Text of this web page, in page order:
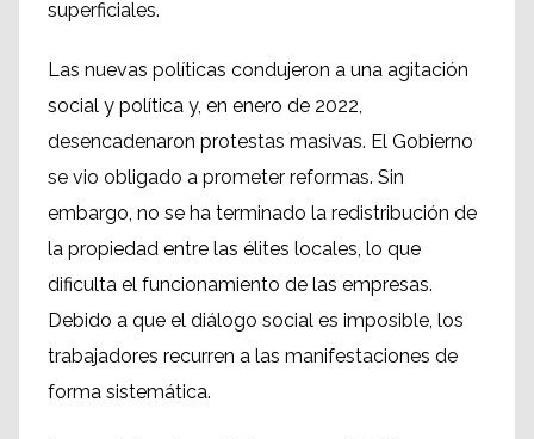
superficiales.
Las nuevas políticas condujeron a una agitación
social y política y, en enero de 2022,
desencadenaron protestas masivas. El Gobierno
se vio obligado a prometer reformas. Sin
embargo, no se ha terminado la redistribución de
la propiedad entre las élites locales, lo que
dificulta el funcionamiento de las empresas.
Debido a que el diálogo social es imposible, los
trabajadores recurren a las manifestaciones de
forma sistemática.